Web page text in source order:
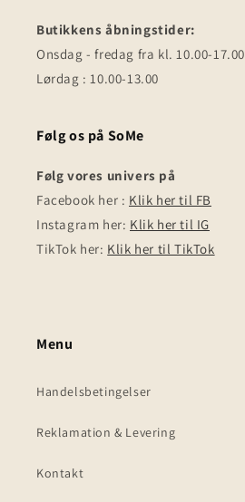
Butikkens åbningstider:
Onsdag - fredag fra kl. 10.00-17.00
Lørdag : 10.00-13.00
Følg os på SoMe
Følg vores univers på
Facebook her : Klik her til FB
Instagram her: Klik her til IG
TikTok her: Klik her til TikTok
Menu
Handelsbetingelser
Reklamation & Levering
Kontakt